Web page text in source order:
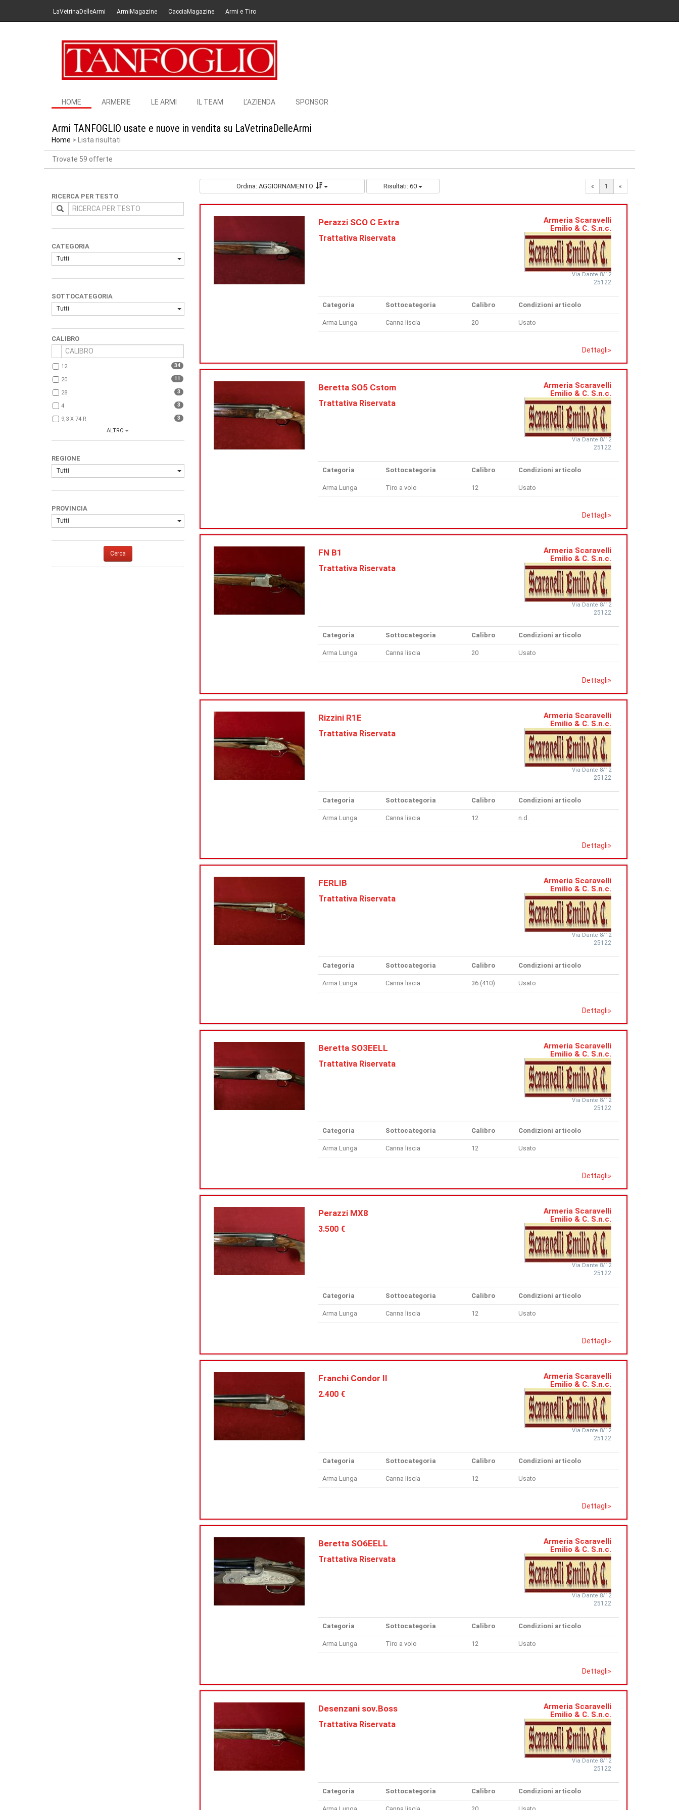
LaVetrinaDelleArmi ArmiMagazine CacciaMagazine Armi e Tiro
HOME ARMERIE LE ARMI IL TEAM L'AZIENDA SPONSOR
Armi TANFOGLIO usate e nuove in vendita su LaVetrinaDelleArmi
Home Lista risultati
Trovate 59 offerte
RICERCA PER TESTO
CATEGORIA
Tutti
SOTTOCATEGORIA
Tutti
CALIBRO
12 34
20 11
28 3
4 3
9,3 X 74 R 3
500
36 (410) 1
ALTRO
REGIONE
Tutti
PROVINCIA
Tutti
Cerca
Ordina: AGGIORNAMENTO Risultati: 60 « 1 «
Perazzi SCO C Extra
Trattativa Riservata
Armeria Scaravelli
Emilio & C. S.n.c.
Via Dante 8/12
25122
Categoria Sottocategoria Calibro Condizioni articolo
Arma Lunga Canna liscia 20 Usato
Dettagli»
Beretta SO5 Cstom
Trattativa Riservata
Armeria Scaravelli
Emilio & C. S.n.c.
Via Dante 8/12
25122
Categoria Sottocategoria Calibro Condizioni articolo
Arma Lunga Tiro a volo 12 Usato
Dettagli»
FN B1
Trattativa Riservata
Armeria Scaravelli
Emilio & C. S.n.c.
Via Dante 8/12
25122
Categoria Sottocategoria Calibro Condizioni articolo
Arma Lunga Canna liscia 20 Usato
Dettagli»
Rizzini R1E
Trattativa Riservata
Armeria Scaravelli
Emilio & C. S.n.c.
Via Dante 8/12
25122
Categoria Sottocategoria Calibro Condizioni articolo
Arma Lunga Canna liscia 12 n.d.
Dettagli»
FERLIB
Trattativa Riservata
Armeria Scaravelli
Emilio & C. S.n.c.
Via Dante 8/12
25122
Categoria Sottocategoria Calibro Condizioni articolo
Arma Lunga Canna liscia 36 (410) Usato
Dettagli»
Beretta SO3EELL
Trattativa Riservata
Armeria Scaravelli
Emilio & C. S.n.c.
Via Dante 8/12
25122
Categoria Sottocategoria Calibro Condizioni articolo
Arma Lunga Canna liscia 12 Usato
Dettagli»
Perazzi MX8
3.500 €
Armeria Scaravelli
Emilio & C. S.n.c.
Via Dante 8/12
25122
Categoria Sottocategoria Calibro Condizioni articolo
Arma Lunga Canna liscia 12 Usato
Dettagli»
Franchi Condor II
2.400 €
Armeria Scaravelli
Emilio & C. S.n.c.
Via Dante 8/12
25122
Categoria Sottocategoria Calibro Condizioni articolo
Arma Lunga Canna liscia 12 Usato
Dettagli»
Beretta SO6EELL
Trattativa Riservata
Armeria Scaravelli
Emilio & C. S.n.c.
Via Dante 8/12
25122
Categoria Sottocategoria Calibro Condizioni articolo
Arma Lunga Tiro a volo 12 Usato
Dettagli»
Desenzani sov.Boss
Trattativa Riservata
Armeria Scaravelli
Emilio & C. S.n.c.
Via Dante 8/12
25122
Categoria Sottocategoria Calibro Condizioni articolo